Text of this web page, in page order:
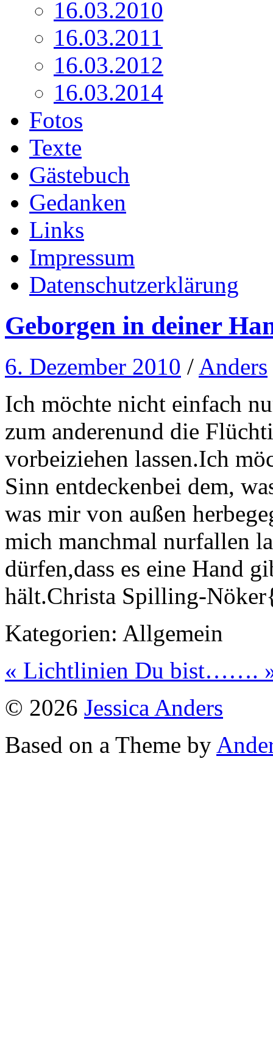
16.03.2010
16.03.2011
16.03.2012
16.03.2014
Fotos
Texte
Gästebuch
Gedanken
Links
Impressum
Datenschutzerklärung
Geborgen in deiner
6. Dezember 2010 / Anders
Ich möchte nicht einfach
zum anderenund die
vorbeiziehen lassen.Ich
Sinn entdeckenbei dem,
was mir von außen
mich manchmal nurfallen
dürfen,dass es eine Hand
hält.Christa Spilling-
Kategorien: Allgemein
« Lichtlinien Du bist…….
© 2026 Jessica Anders
Based on a Theme by